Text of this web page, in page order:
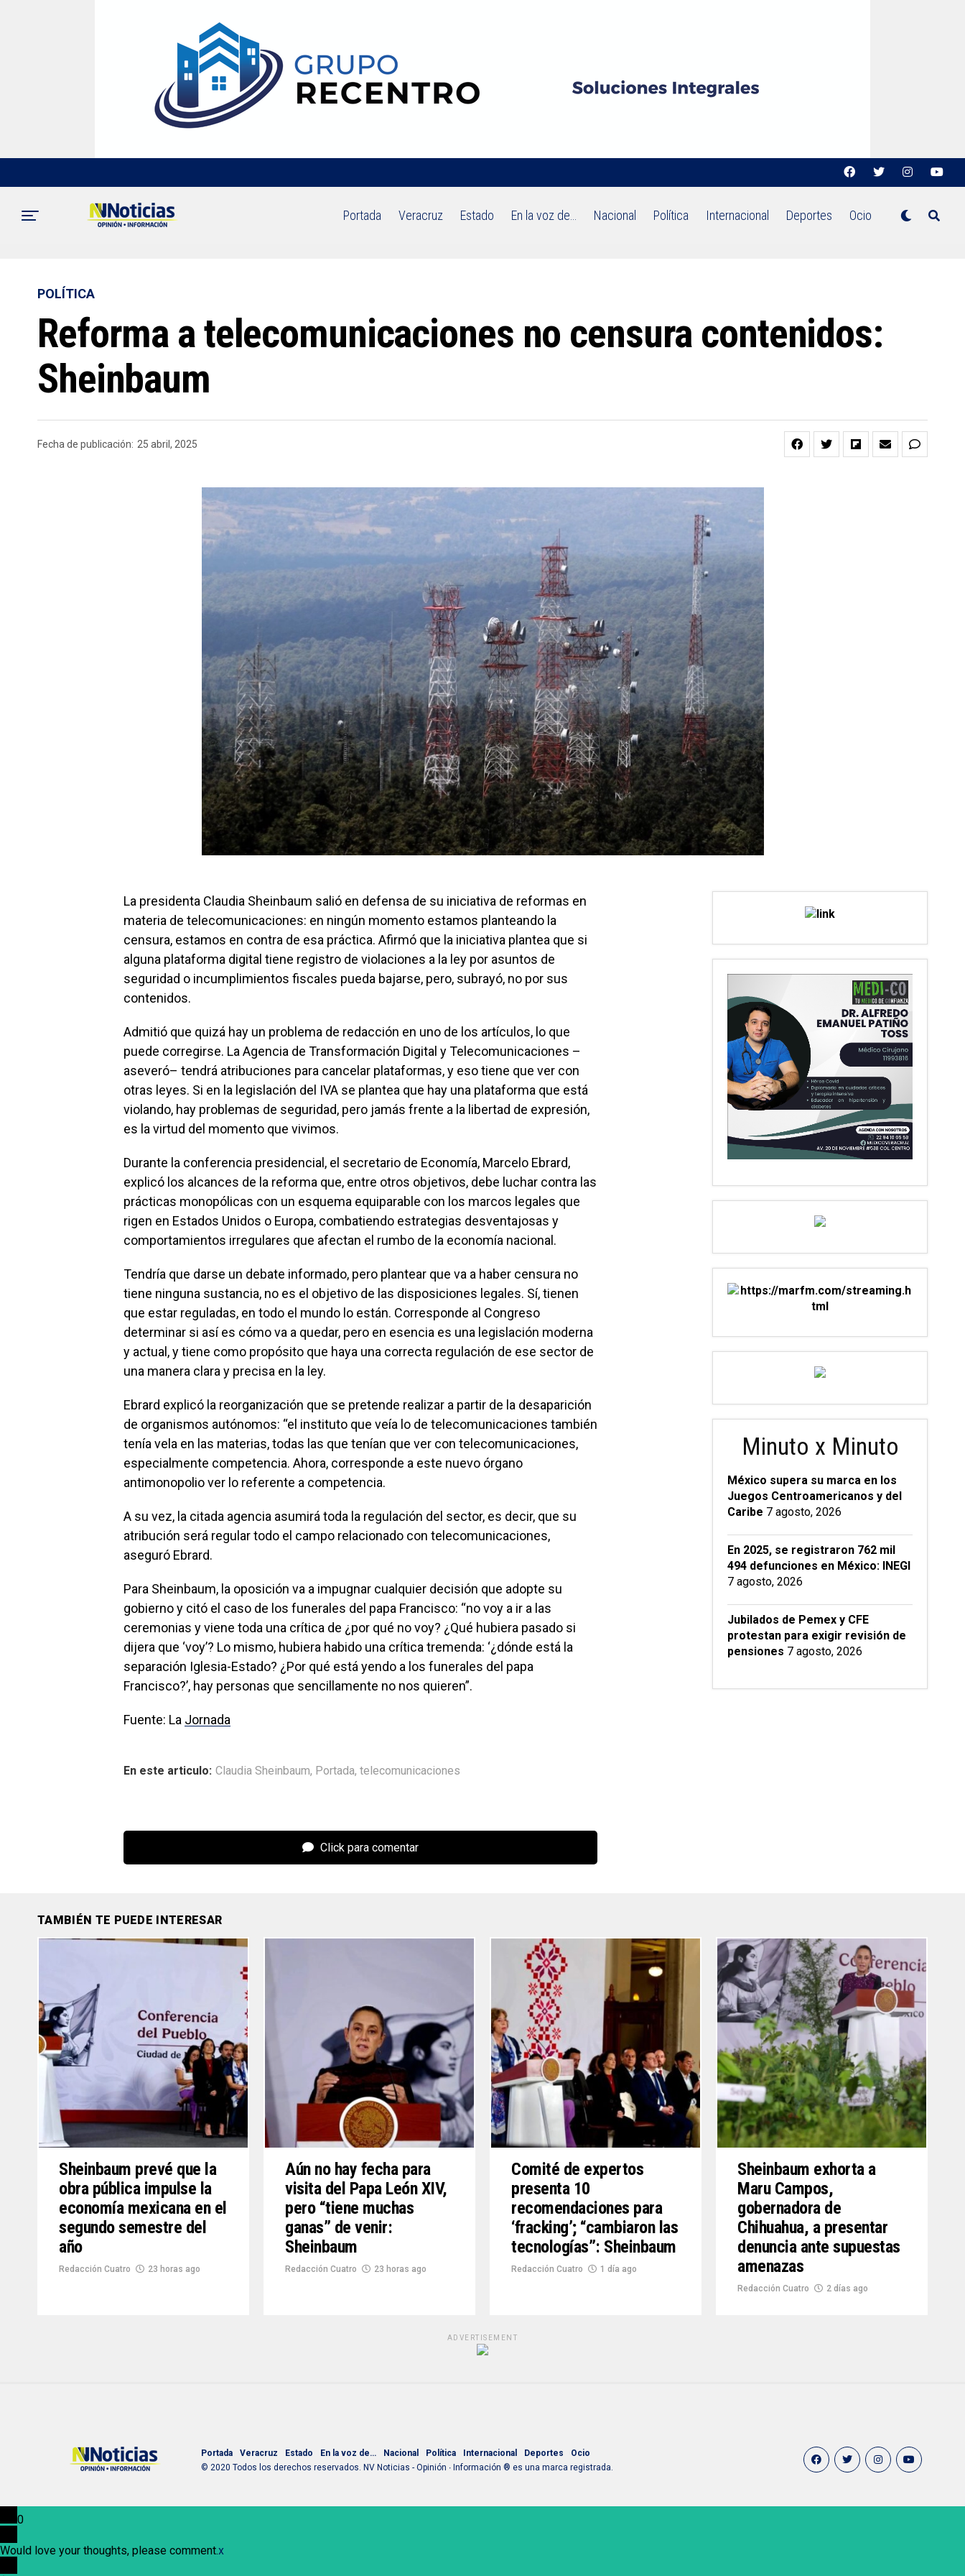
Portada Veracruz Estado En la voz de… Nacional Política Internacional Deportes Ocio
POLÍTICA
Reforma a telecomunicaciones no censura contenidos:
Sheinbaum
Fecha de publicación: 25 abril, 2025
La presidenta Claudia Sheinbaum salió en defensa de su iniciativa de reformas en
materia de telecomunicaciones: en ningún momento estamos planteando la
censura, estamos en contra de esa práctica. Afirmó que la iniciativa plantea que si
alguna plataforma digital tiene registro de violaciones a la ley por asuntos de
seguridad o incumplimientos fiscales pueda bajarse, pero, subrayó, no por sus
contenidos.
Admitió que quizá hay un problema de redacción en uno de los artículos, lo que
puede corregirse. La Agencia de Transformación Digital y Telecomunicaciones –
aseveró– tendrá atribuciones para cancelar plataformas, y eso tiene que ver con
otras leyes. Si en la legislación del IVA se plantea que hay una plataforma que está
violando, hay problemas de seguridad, pero jamás frente a la libertad de expresión,
es la virtud del momento que vivimos.
Durante la conferencia presidencial, el secretario de Economía, Marcelo Ebrard,
explicó los alcances de la reforma que, entre otros objetivos, debe luchar contra las
prácticas monopólicas con un esquema equiparable con los marcos legales que
rigen en Estados Unidos o Europa, combatiendo estrategias desventajosas y
comportamientos irregulares que afectan el rumbo de la economía nacional.
Tendría que darse un debate informado, pero plantear que va a haber censura no
tiene ninguna sustancia, no es el objetivo de las disposiciones legales. Sí, tienen
que estar reguladas, en todo el mundo lo están. Corresponde al Congreso
determinar si así es cómo va a quedar, pero en esencia es una legislación moderna
y actual, y tiene como propósito que haya una correcta regulación de ese sector de
una manera clara y precisa en la ley.
Ebrard explicó la reorganización que se pretende realizar a partir de la desaparición
de organismos autónomos: “el instituto que veía lo de telecomunicaciones también
tenía vela en las materias, todas las que tenían que ver con telecomunicaciones,
especialmente competencia. Ahora, corresponde a este nuevo órgano
antimonopolio ver lo referente a competencia.
A su vez, la citada agencia asumirá toda la regulación del sector, es decir, que su
atribución será regular todo el campo relacionado con telecomunicaciones,
aseguró Ebrard.
Para Sheinbaum, la oposición va a impugnar cualquier decisión que adopte su
gobierno y citó el caso de los funerales del papa Francisco: “no voy a ir a las
ceremonias y viene toda una crítica de ¿por qué no voy? ¿Qué hubiera pasado si
dijera que ‘voy’? Lo mismo, hubiera habido una crítica tremenda: ‘¿dónde está la
separación Iglesia-Estado? ¿Por qué está yendo a los funerales del papa
Francisco?’, hay personas que sencillamente no nos quieren”.
Fuente: La Jornada
En este articulo: Claudia Sheinbaum, Portada, telecomunicaciones
Click para comentar
Minuto x Minuto
México supera su marca en los
Juegos Centroamericanos y del
Caribe 7 agosto, 2026
En 2025, se registraron 762 mil
494 defunciones en México: INEGI
7 agosto, 2026
Jubilados de Pemex y CFE
protestan para exigir revisión de
pensiones 7 agosto, 2026
TAMBIÉN TE PUEDE INTERESAR
Sheinbaum prevé que la
obra pública impulse la
economía mexicana en el
segundo semestre del
año
Redacción Cuatro 23 horas ago
Aún no hay fecha para
visita del Papa León XIV,
pero “tiene muchas
ganas” de venir:
Sheinbaum
Redacción Cuatro 23 horas ago
Comité de expertos
presenta 10
recomendaciones para
‘fracking’; “cambiaron las
tecnologías”: Sheinbaum
Redacción Cuatro 1 día ago
Sheinbaum exhorta a
Maru Campos,
gobernadora de
Chihuahua, a presentar
denuncia ante supuestas
amenazas
Redacción Cuatro 2 días ago
ADVERTISEMENT
Portada Veracruz Estado En la voz de… Nacional Política Internacional Deportes
Ocio
© 2020 Todos los derechos reservados. NV Noticias - Opinión ∙ Información ® es una marca registrada.
0
Would love your thoughts, please comment.x